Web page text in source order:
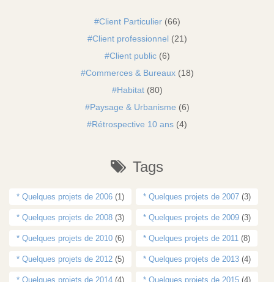
Client Particulier(66)
Client professionnel(21)
Client public(6)
Commerces & Bureaux(18)
Habitat(80)
Paysage & Urbanisme (6)
Rétrospective 10 ans (4)
Tags
* Quelques projets de 2006 (1) * Quelques projets de 2007 (3)
* Quelques projets de 2008 (3) * Quelques projets de 2009 (3)
* Quelques projets de 2010 (6) * Quelques projets de 2011 (8)
* Quelques projets de 2012 (5) * Quelques projets de 2013 (4)
* Quelques projets de 2014 (4) * Quelques projets de 2015 (4)